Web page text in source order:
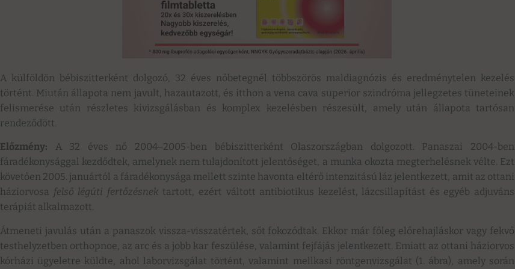
A külföldön bébiszitterként dolgozó, 32 éves nőbetegnél többszörös maldiagnózis és eredménytelen kezelés
történt. Miután állapota nem javult, hazautazott, és itthon a vena cava superior szindróma jellegzetes tüneteinek
felismerése után részletes kivizsgálásban és komplex kezelésben részesült, amely után állapota tartósan
rendeződött.
Előzmény: A 32 éves nő 2004‒2005-ben bébiszitterként Olaszországban dolgozott. Panaszai 2004-ben
fáradékonysággal kezdődtek, amelynek nem tulajdonított jelentőséget, a munka okozta megterhelésnek vélte. Ezt
követően 2005. januártól a fáradékonysága mellett szinte havonta eltérő intenzitású láz jelentkezett, amit az ottani
háziorvosa felső légúti fertőzésnek tartott, ezért váltott antibiotikus kezelést, lázcsillapítást és egyéb adjuváns
terápiát alkalmazott.
Átmeneti javulás után a panaszok vissza-visszatértek, sőt fokozódtak. Ekkor már főleg előrehajláskor vagy fekvő
testhelyzetben orthopnoe, az arc és a jobb kar feszülése, valamint fejfájás jelentkezett. Emiatt az ottani háziorvos
kórházi ügyeletre küldte, ahol laborvizsgálat történt, valamint mellkasi röntgenvizsgálat (1. ábra), amely során